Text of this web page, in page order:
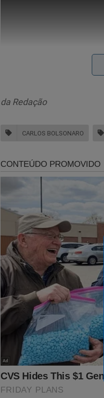
Governo
produtores
PF mostra
da Redação
CARLOS BOLSONARO